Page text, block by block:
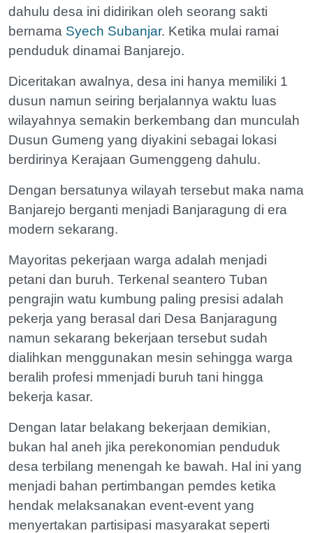
dahulu desa ini didirikan oleh seorang sakti
bernama Syech Subanjar. Ketika mulai ramai
penduduk dinamai Banjarejo.
Diceritakan awalnya, desa ini hanya memiliki 1
dusun namun seiring berjalannya waktu luas
wilayahnya semakin berkembang dan munculah
Dusun Gumeng yang diyakini sebagai lokasi
berdirinya Kerajaan Gumenggeng dahulu.
Dengan bersatunya wilayah tersebut maka nama
Banjarejo berganti menjadi Banjaragung di era
modern sekarang.
Mayoritas pekerjaan warga adalah menjadi
petani dan buruh. Terkenal seantero Tuban
pengrajin watu kumbung paling presisi adalah
pekerja yang berasal dari Desa Banjaragung
namun sekarang bekerjaan tersebut sudah
dialihkan menggunakan mesin sehingga warga
beralih profesi mmenjadi buruh tani hingga
bekerja kasar.
Dengan latar belakang bekerjaan demikian,
bukan hal aneh jika perekonomian penduduk
desa terbilang menengah ke bawah. Hal ini yang
menjadi bahan pertimbangan pemdes ketika
hendak melaksanakan event-event yang
menyertakan partisipasi masyarakat seperti